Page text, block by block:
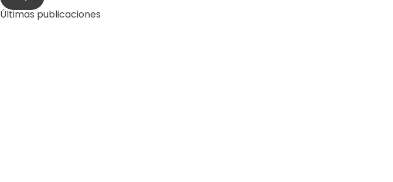
Últimas publicaciones